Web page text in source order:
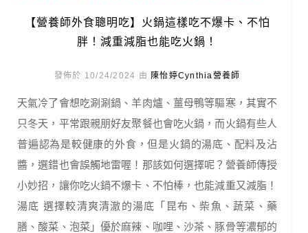
【營養師外食聰明吃】火鍋這樣吃不爆卡、不怕
胖！減重減脂也能吃火鍋！
發佈於 10/24/2024 由 陳怡婷Cynthia營養師
天氣冷了會想吃涮涮鍋、羊肉爐、薑母鴨等驅寒，其實不
只冬天，平常跟親朋好友聚餐也會吃火鍋，而火鍋有些人
普遍認為是較健康的外食，但是火鍋的湯底、配料及沾
醬，選錯也會誤觸地雷喔！那該如何選擇呢？營養師傳授
小妙招，讓你吃火鍋不爆卡、不怕棒，也能減重又減脂！
湯底 選擇較清爽清澈的湯底「昆布、柴魚、蔬菜、藥
膳、酸菜、泡菜」優於麻辣、咖哩、沙茶、豚骨等濃郁的